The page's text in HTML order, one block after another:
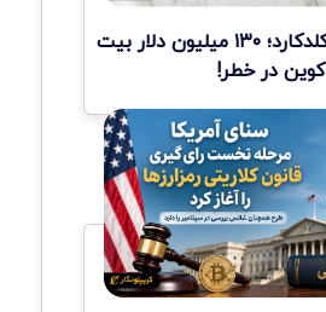
هک کیف پول کلدکارد؛ ۱۳۰ میلیون دلار بیت
کوین در خطر!